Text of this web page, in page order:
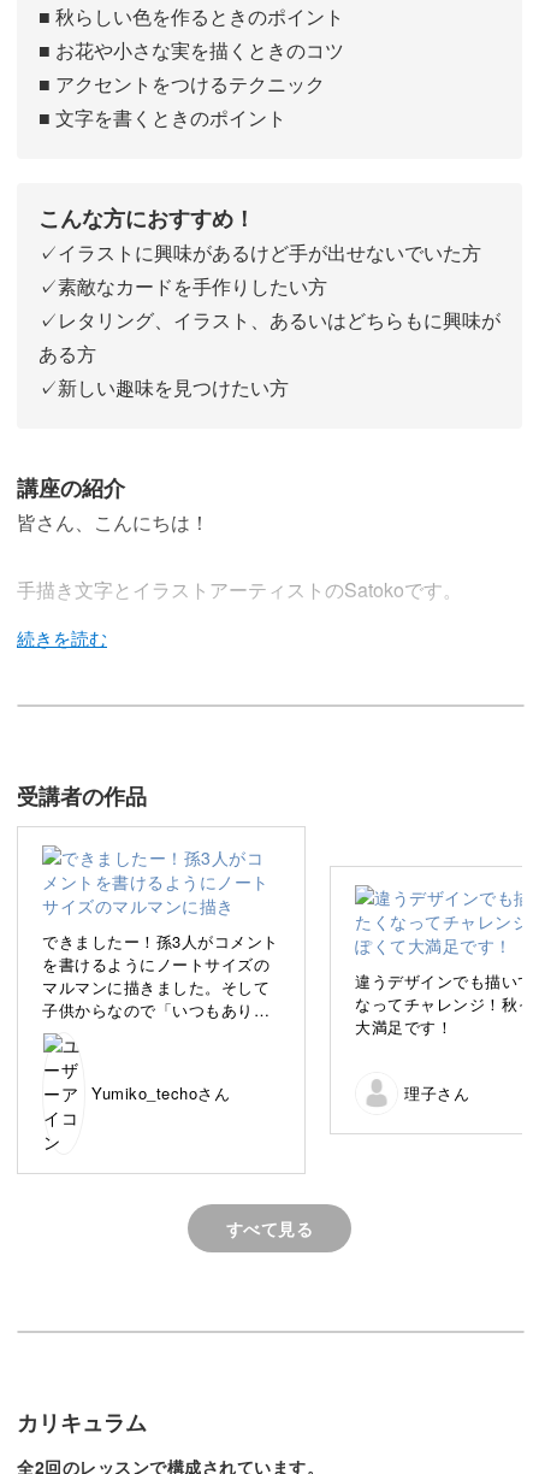
■ 秋らしい色を作るときのポイント
■ お花や小さな実を描くときのコツ
■ アクセントをつけるテクニック
■ 文字を書くときのポイント
こんな方におすすめ！
✓イラストに興味があるけど手が出せないでいた方
✓素敵なカードを手作りしたい方
✓レタリング、イラスト、あるいはどちらもに興味が
ある方
✓新しい趣味を見つけたい方
講座の紹介
皆さん、こんにちは！
手描き文字とイラストアーティストのSatokoです。
この講座では、秋冬モチーフのイラストを使った、「敬老
手描きの温かみ溢れる特別なポストカードを作って、大事
な人に感謝の気持ちを伝えてみませんか？
手書きのポストカードを作ろう
今回は、秋の紅葉した葉っぱや、赤や茶色に色づいた植物
のイラストをデザインしたポストカードを作ります。
いちょうやぶどうといった、敬老の日らしい秋色のモチー
フを描くコツ、絵にアクセントをつけるテクニックなど
敬老の日にピッタリな作品に仕上げよう
受講者の作品
できましたー！孫3人がコメント
を書けるようにノートサイズの
マルマンに描きました。そして
子供からなので「いつもありが
とう❤️」に🥰 下の部分の茶
色、水の加減を一定にする様に
心がけて塗りました！いい感じ
にできたと思います。葉っぱは
上手くでき、紫のつぶつぶのお
花はまだまだかな！
Yumiko_techoさん
違うデザインでも描いて
なってチャレンジ！秋っ
大満足です！
理子さん
すべて見る
カリキュラム
全2回のレッスンで構成されています。